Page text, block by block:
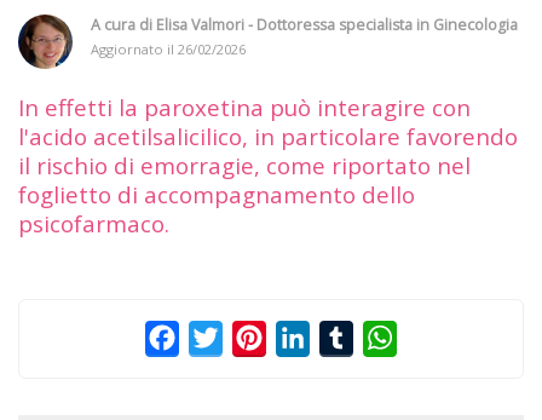
A cura di Elisa Valmori - Dottoressa specialista in Ginecologia
Aggiornato il 26/02/2026
In effetti la paroxetina può interagire con
l'acido acetilsalicilico, in particolare favorendo
il rischio di emorragie, come riportato nel
foglietto di accompagnamento dello
psicofarmaco.
FacebookTwitterPinterestLinkedInTumblr